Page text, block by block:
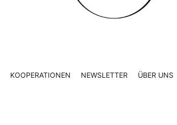
KOOPERATIONEN NEWSLETTER ÜBER UNS